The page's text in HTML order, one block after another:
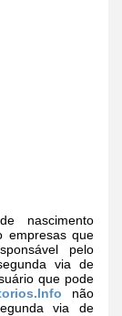
nascimento
empresas que
pelo
via de
que pode
não
via de